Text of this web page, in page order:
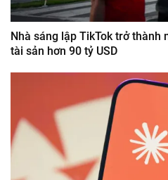
Nhà sáng lập TikTok trở thành
tài sản hơn 90 tỷ USD